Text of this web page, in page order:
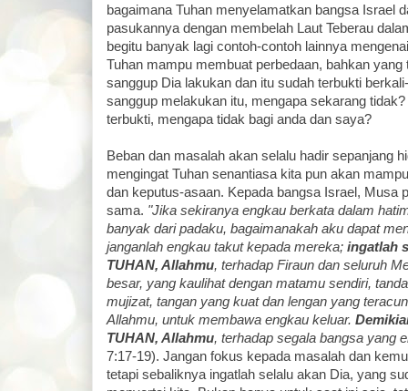
bagaimana Tuhan menyelamatkan bangsa Israel
pasukannya dengan membelah Laut Teberau
begitu banyak lagi contoh-contoh lainnya
Tuhan mampu membuat perbedaan, bahkan
sanggup Dia lakukan dan itu sudah terbukti
sanggup melakukan itu, mengapa sekarang
terbukti, mengapa tidak bagi anda dan saya?
Beban dan masalah akan selalu hadir sepanjang
mengingat Tuhan senantiasa kita pun akan
dan keputus-asaan. Kepada bangsa Israel, Musa
sama. "Jika sekiranya engkau berkata dalam
banyak dari padaku, bagaimanakah aku dapat
janganlah engkau takut kepada mereka; ingatlah
TUHAN, Allahmu, terhadap Firaun dan seluruh
besar, yang kaulihat dengan matamu sendiri,
mujizat, tangan yang kuat dan lengan yang
Allahmu, untuk membawa engkau keluar.
TUHAN, Allahmu, terhadap segala bangsa yang
7:17-19). Jangan fokus kepada masalah dan
tetapi sebaliknya ingatlah selalu akan Dia, yang